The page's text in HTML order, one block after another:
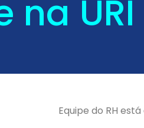
na URI
Equipe do RH